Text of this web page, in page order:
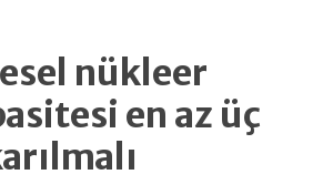
nükleer
en az üç